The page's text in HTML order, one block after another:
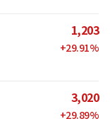
1,203
+29.91%
3,020
+29.89%